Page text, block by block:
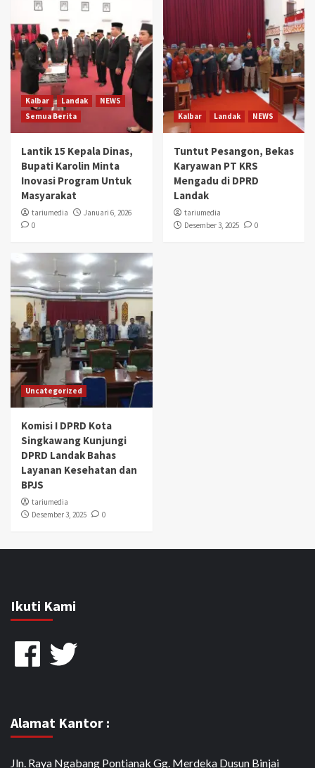
Kalbar Landak
NEWS
Semua Berita
Lantik 15 Kepala Dinas,
Bupati Karolin Minta
Inovasi Program Untuk
Masyarakat
tariumedia
Januari 6, 2026
0
Kalbar Landak NEWS
Tuntut Pesangon, Bekas
Karyawan PT KRS
Mengadu di DPRD
Landak
tariumedia
Desember 3, 2025
0
Uncategorized
Komisi I DPRD Kota
Singkawang Kunjungi
DPRD Landak Bahas
Layanan Kesehatan dan
BPJS
tariumedia
Desember 3, 2025
0
Ikuti Kami
FacebookTwitter
Alamat Kantor :
Jln. Raya Ngabang Pontianak Gg. Merdeka Dusun Binjai